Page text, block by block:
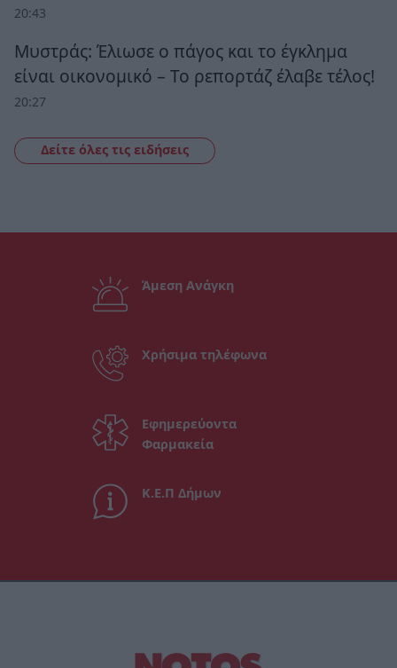
20:43
Μυστράς: Έλιωσε ο πάγος και το έγκλημα
είναι οικονομικό – Το ρεπορτάζ έλαβε τέλος!
20:27
Δείτε όλες τις ειδήσεις
Άμεση Ανάγκη
Χρήσιμα τηλέφωνα
Εφημερεύοντα
Φαρμακεία
Κ.Ε.Π Δήμων